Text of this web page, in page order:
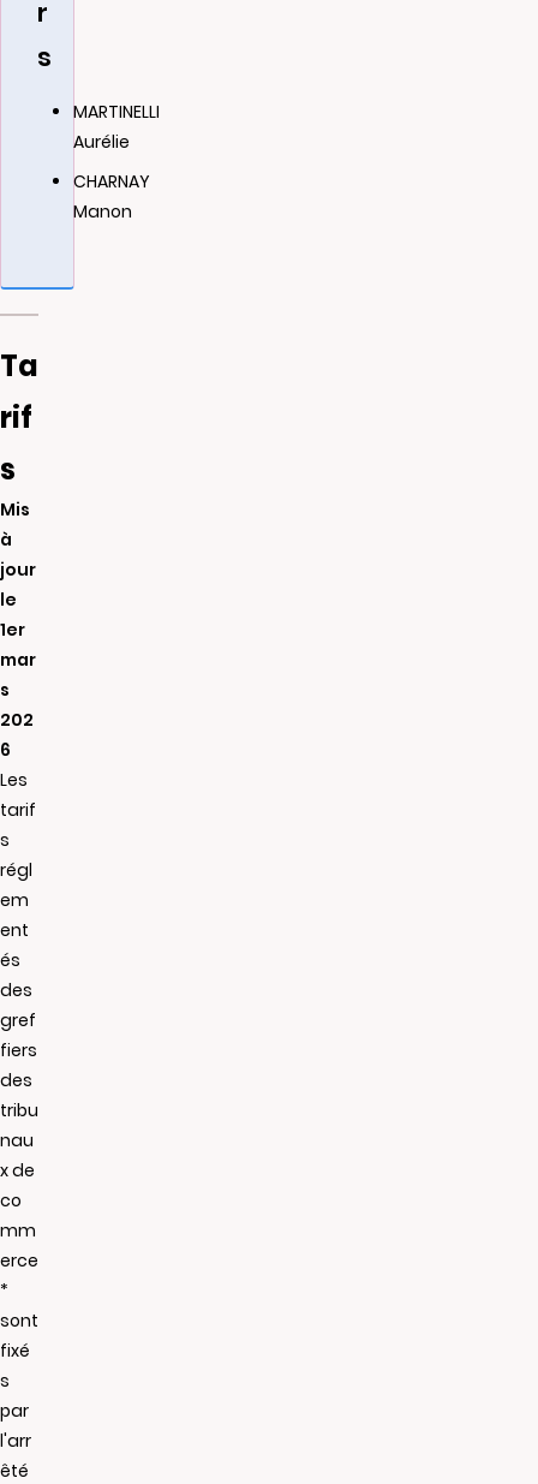
r
s
MARTINELLI
Aurélie
CHARNAY
Manon
Ta
rif
s
Mis
à
jour
le
1er
mar
s
202
6
Les
tarif
s
régl
em
ent
és
des
gref
fiers
des
tribu
nau
x de
co
mm
erce
*
sont
fixé
s
par
l'arr
êté